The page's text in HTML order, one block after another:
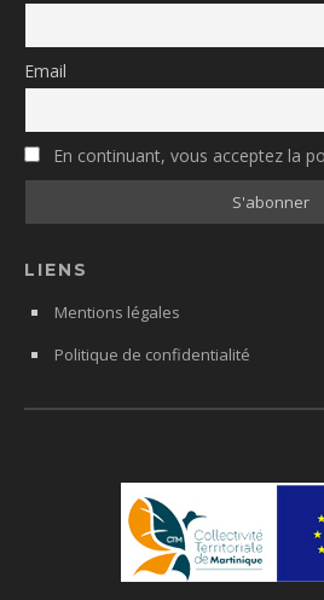
Email
En continuant, vous acceptez la
LIENS
Mentions légales
Politique de confidentialité